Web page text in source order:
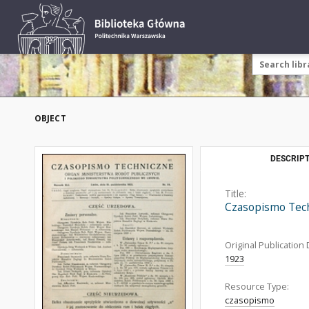
OBJECT
Title:
Czasopismo
Original Publication
1923
Resource Type:
czasopismo